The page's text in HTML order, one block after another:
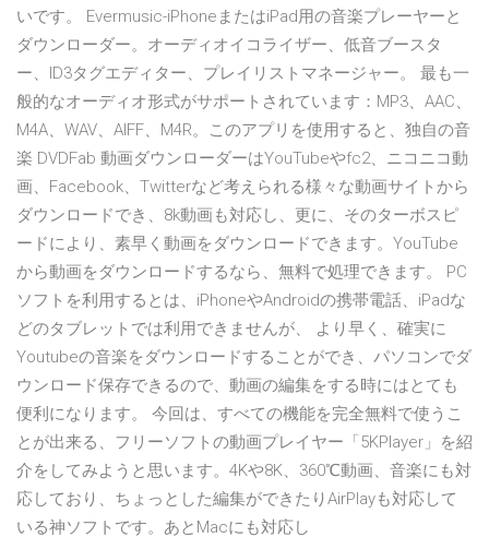
いです。 ‎Evermusic-iPhoneまたはiPad用の音楽プレーヤーと
ダウンローダー。オーディオイコライザー、低音ブースタ
ー、ID3タグエディター、プレイリストマネージャー。 最も一
般的なオーディオ形式がサポートされています：MP3、AAC、
M4A、WAV、AIFF、M4R。このアプリを使用すると、独自の音
楽 DVDFab 動画ダウンローダーはYouTubeやfc2、ニコニコ動
画、Facebook、Twitterなど考えられる様々な動画サイトから
ダウンロードでき、8k動画も対応し、更に、そのターボスピ
ードにより、素早く動画をダウンロードできます。YouTube
から動画をダウンロードするなら、無料で処理できます。 PC
ソフトを利用するとは、iPhoneやAndroidの携帯電話、iPadな
どのタブレットでは利用できませんが、 より早く、確実に
Youtubeの音楽をダウンロードすることができ、パソコンでダ
ウンロード保存できるので、動画の編集をする時にはとても
便利になります。 今回は、すべての機能を完全無料で使うこ
とが出来る、フリーソフトの動画プレイヤー「5KPlayer」を紹
介をしてみようと思います。4Kや8K、360℃動画、音楽にも対
応しており、ちょっとした編集ができたりAirPlayも対応して
いる神ソフトです。あとMacにも対応し